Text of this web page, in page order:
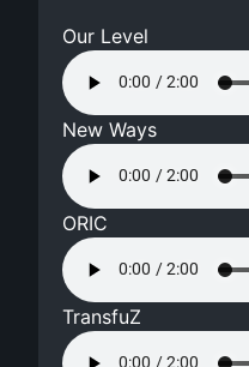
Our Level
New Ways
ORIC
TransfuZ